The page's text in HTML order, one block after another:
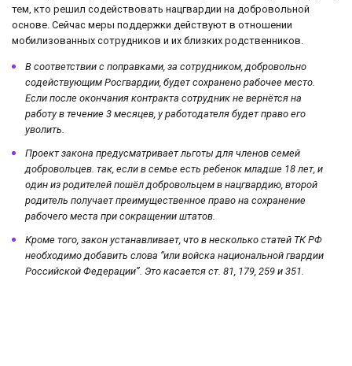
тем, кто решил содействовать нацгвардии на добровольной
основе. Сейчас меры поддержки действуют в отношении
мобилизованных сотрудников и их близких родственников.
В соответствии с поправками, за сотрудником, добровольно
содействующим Росгвардии, будет сохранено рабочее место.
Если после окончания контракта сотрудник не вернётся на
работу в течение 3 месяцев, у работодателя будет право его
уволить.
Проект закона предусматривает льготы для членов семей
добровольцев. так, если в семье есть ребенок младше 18 лет, и
один из родителей пошёл добровольцем в нацгвардию, второй
родитель получает преимущественное право на сохранение
рабочего места при сокращении штатов.
Кроме того, закон устанавливает, что в несколько статей ТК РФ
необходимо добавить слова “или войска национальной гвардии
Российской Федерации”. Это касается ст. 81, 179, 259 и 351.